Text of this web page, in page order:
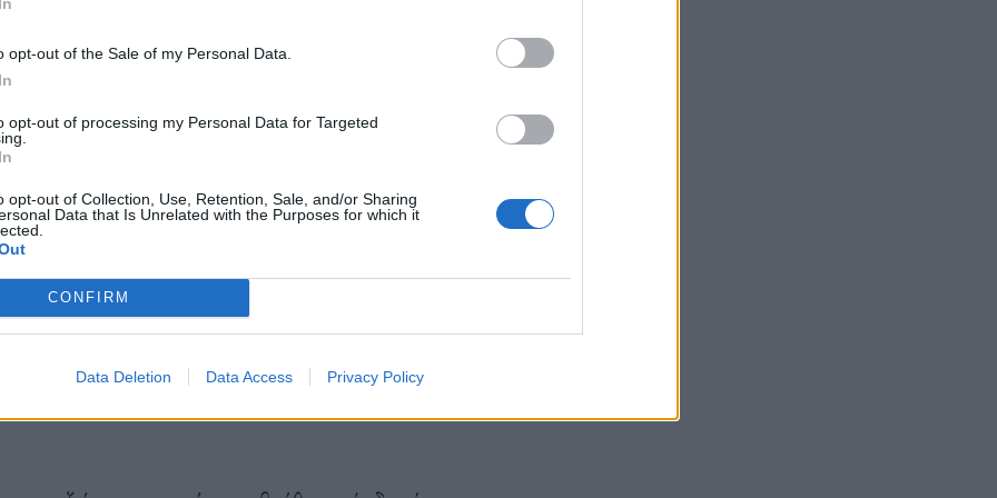
opt-out of the Sale of my Personal Data.
opt-out of processing my Personal Data for Targeted
opt-out of Collection, Use, Retention, Sale, and/or Sharing
Data that Is Unrelated with the Purposes for which it
CONFIRM
Data Deletion Data Access Privacy Policy
των αναρχικών, των μυστικών συνομιλιών
Είναι αυτονόητο ότι η αστυνομία απασχολεί
χαρακτηριστικό απόσπασμα από το νέο βιβλίο
1973»της Ανί Κοέν-Σολάλ,το οποίο
της γαλλικής αστυνομίας
του Παρισιού, λίγα μόλις μέτρα μακριά
στην Μπουλβάρ ντε Κλισί.